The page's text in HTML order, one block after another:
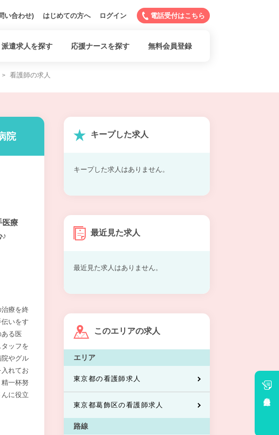
い合わせ) はじめての方へ ログイン 電話受付はこちら
派遣求人を探す 応援ナースを探す 無料会員登録
看護師の求人
院
医療
♪
療を終
いをす
る医
ッフを
やグル
れてお
一杯努
に役立
キープした求人
キープした求人はありません。
最近見た求人
最近見た求人はありません。
このエリアの求人
エリア
東京都の看護師求人
東京都葛飾区の看護師求人
路線